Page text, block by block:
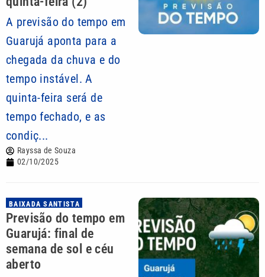
A previsão do tempo em
Guarujá aponta para a
chegada da chuva e do
tempo instável. A
quinta-feira será de
tempo fechado, e as
condiç...
Rayssa de Souza
02/10/2025
BAIXADA SANTISTA
Previsão do tempo em
Guarujá: final de
semana de sol e céu
aberto